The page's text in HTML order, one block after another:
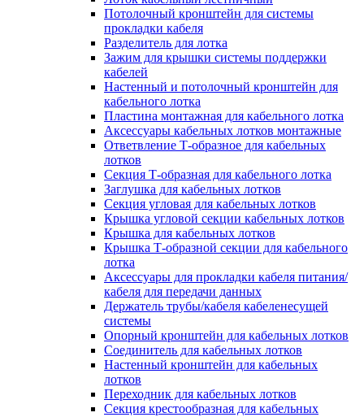
Потолочный кронштейн для системы
прокладки кабеля
Разделитель для лотка
Зажим для крышки системы поддержки
кабелей
Настенный и потолочный кронштейн для
кабельного лотка
Пластина монтажная для кабельного лотка
Аксессуары кабельных лотков монтажные
Ответвление Т-образное для кабельных
лотков
Секция Т-образная для кабельного лотка
Заглушка для кабельных лотков
Секция угловая для кабельных лотков
Крышка угловой секции кабельных лотков
Крышка для кабельных лотков
Крышка Т-образной секции для кабельного
лотка
Аксессуары для прокладки кабеля питания/
кабеля для передачи данных
Держатель трубы/кабеля кабеленесущей
системы
Опорный кронштейн для кабельных лотков
Соединитель для кабельных лотков
Настенный кронштейн для кабельных
лотков
Переходник для кабельных лотков
Секция крестообразная для кабельных